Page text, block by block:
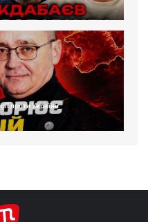
проти України